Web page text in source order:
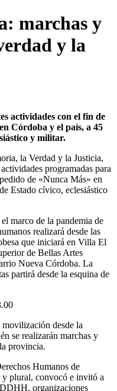
marchas y
y la
actividades con el fin de
Córdoba y el país, a 45
y militar.
la Verdad y la Justicia,
programadas para
de «Nunca Más» en
Estado cívico, eclesiástico
marco de la pandemia de
realizará desde las
que iniciará en Villa El
de Bellas Artes
Nueva Córdoba. La
partirá desde la esquina de
desde la
se realizarán marchas y
provincia.
Humanos de
plural, convocó e invitó a
organizaciones